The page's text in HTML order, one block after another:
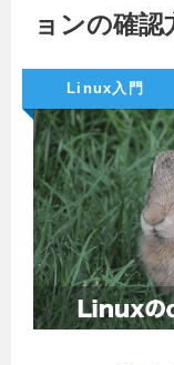
ョンの確認
Linux入門